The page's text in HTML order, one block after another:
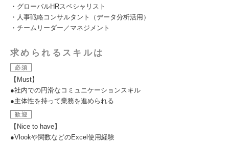
・グローバルHRスペシャリスト
・人事戦略コンサルタント（データ分析活用）
・チームリーダー／マネジメント
求められるスキルは
必須
【Must】
●社内での円滑なコミュニケーションスキル
●主体性を持って業務を進められる
歓迎
【Nice to have】
●Vlookや関数などのExcel使用経験